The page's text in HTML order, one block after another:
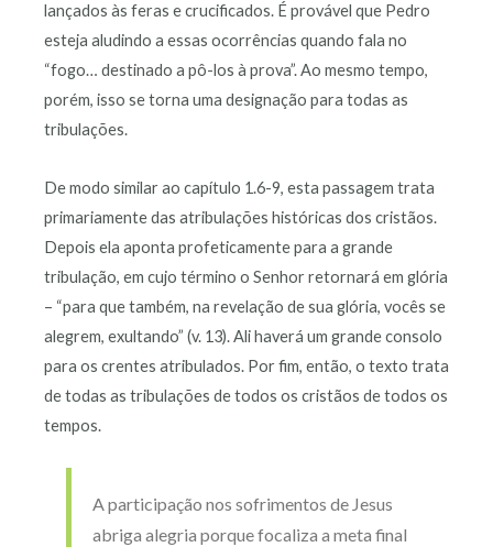
lançados às feras e crucificados. É provável que Pedro
esteja aludindo a essas ocorrências quando fala no
“fogo… destinado a pô-los à prova”. Ao mesmo tempo,
porém, isso se torna uma designação para todas as
tribulações.
De modo similar ao capítulo 1.6-9, esta passagem trata
primariamente das atribulações históricas dos cristãos.
Depois ela aponta profeticamente para a grande
tribulação, em cujo término o Senhor retornará em glória
– “para que também, na revelação de sua glória, vocês se
alegrem, exultando” (v. 13). Ali haverá um grande consolo
para os crentes atribulados. Por fim, então, o texto trata
de todas as tribulações de todos os cristãos de todos os
tempos.
A participação nos sofrimentos de Jesus
abriga alegria porque focaliza a meta final